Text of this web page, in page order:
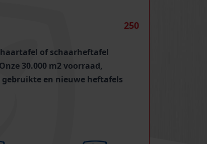
250
of schaarheftafel
30.000 m2 voorraad,
gebruikte en nieuwe heftafels